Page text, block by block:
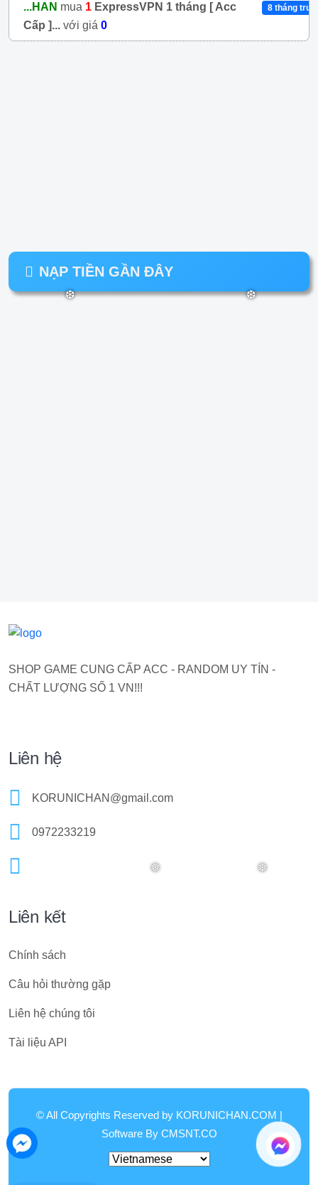
...HAN mua 1 ExpressVPN 1 tháng [ Acc
Cấp ]... với giá 0
8 tháng
NẠP TIỀN GẦN ĐÂY
SHOP GAME CUNG CẤP ACC - RANDOM UY TÍN -
CHẤT LƯỢNG SỐ 1 VN!!!
Liên hệ
KORUNICHAN@gmail.com
0972233219
Liên kết
Chính sách
Câu hỏi thường gặp
Liên hệ chúng tôi
Tài liệu API
© All Copyrights Reserved by KORUNICHAN.COM |
Software By CMSNT.CO